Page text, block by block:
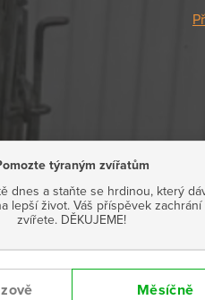
týraným zvířatům
dnes a staňte se hrdinou, který
lepší život. Váš příspěvek zachrání
zvířete. DĚKUJEME!
Měsíčně